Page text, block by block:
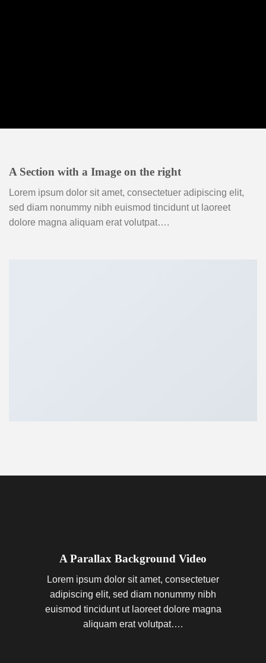
A Section with a Image on the right
Lorem ipsum dolor sit amet, consectetuer adipiscing elit,
sed diam nonummy nibh euismod tincidunt ut laoreet
dolore magna aliquam erat volutpat….
A Parallax Background Video
Lorem ipsum dolor sit amet, consectetuer
adipiscing elit, sed diam nonummy nibh
euismod tincidunt ut laoreet dolore magna
aliquam erat volutpat….